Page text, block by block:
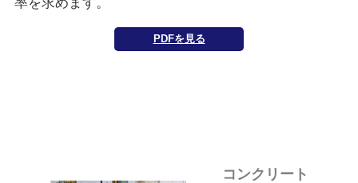
PDFを見る
コンクリート